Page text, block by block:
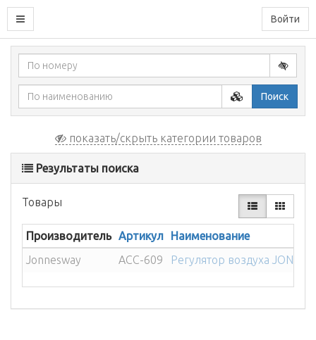
Войти
Поиск
показать/скрыть категории товаров
Результаты поиска
Товары
Производитель Артикул
Наименование
Jonnesway
ACC-609 Регулятор воздуха